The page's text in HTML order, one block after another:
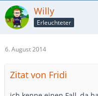
Willy
Erleuchteter
6. August 2014
Zitat von Fridi